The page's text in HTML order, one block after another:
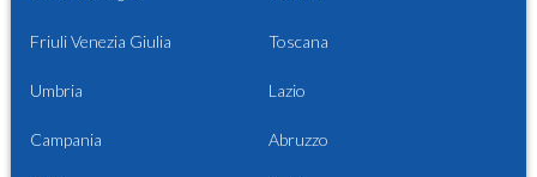
Friuli Venezia Giulia Toscana
Umbria Lazio
Campania Abruzzo